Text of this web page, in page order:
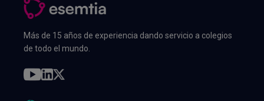
Más de 15 años de experiencia dando servicio a colegios
de todo el mundo.